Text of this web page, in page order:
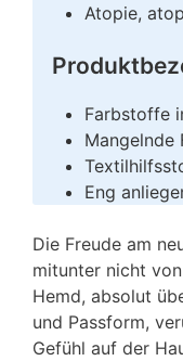
Atopie,
Farbstoffe
Mangelnde
Eng
Die Freude am
mitunter nicht
Hemd, absolut
und Passform,
Gefühl auf der